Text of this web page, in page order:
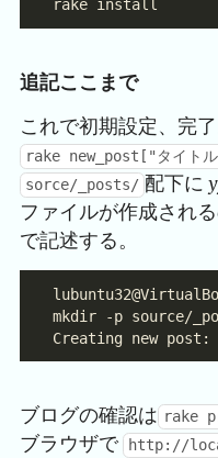
追記ここまで
これで初期設定、完
rake new_post["タイト
sorce/_posts/ 配下に
ファイルが作成され
で記述する。
ブログの確認は rake
ブラウザで
http://